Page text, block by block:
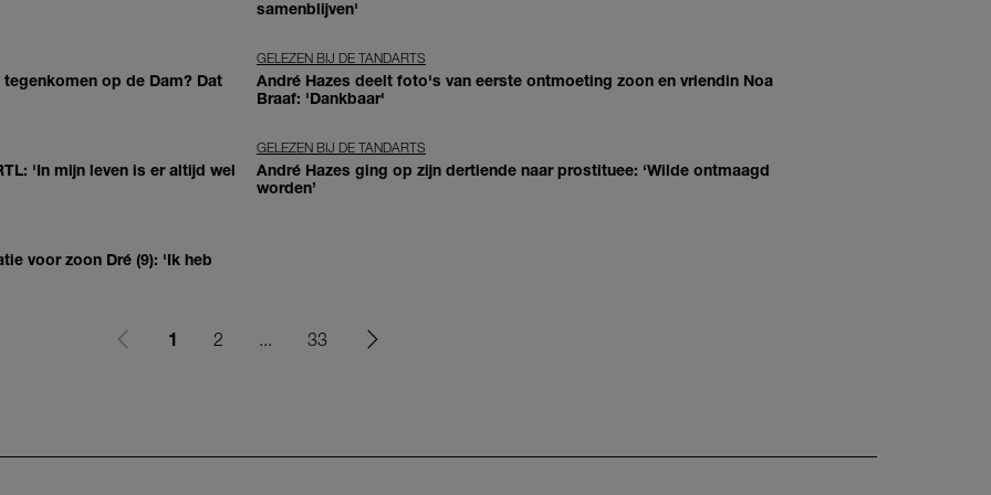
samenblijven'
op de Dam? Dat
GELEZEN BIJ DE TANDARTS
André Hazes deelt foto's van eerste ontmoeting zoon en vriendin Noa
Braaf: 'Dankbaar'
'In mijn leven is er altijd wel
GELEZEN BIJ DE TANDARTS
André Hazes ging op zijn dertiende naar prostituee: ‘Wilde ontmaagd
worden’
voor zoon Dré (9): 'Ik heb
1 2 ... 33